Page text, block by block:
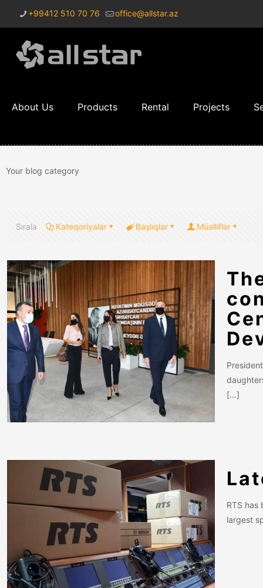
+99412 510 70 76 office@allstar.az
About Us Products Rental Projects
Your blog category
Sırala Kateqoriyalar Başlıqlar Müəlliflər
[…]
RTS has
largest